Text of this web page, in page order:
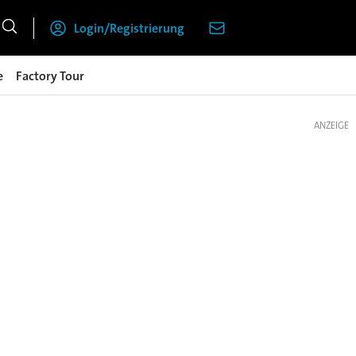
Login/Registrierung
Factory Tour
ANZEIGE